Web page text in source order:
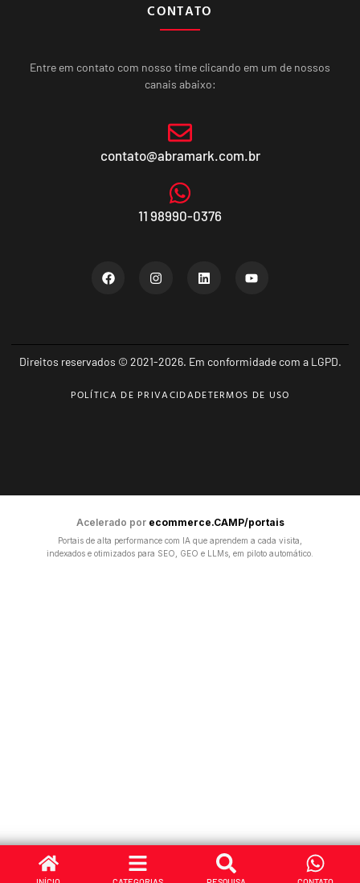
CONTATO
Entre em contato com nosso time clicando em um de nossos
canais abaixo:
contato@abramark.com.br
11 98990-0376
Direitos reservados © 2021-2026. Em conformidade com a LGPD.
POLÍTICA DE PRIVACIDADETERMOS DE USO
Acelerado por ecommerce.CAMP/portais
Portais de alta performance com IA que aprendem a cada visita,
indexados e otimizados para SEO, GEO e LLMs, em piloto automático.